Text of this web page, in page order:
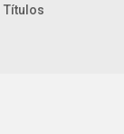
Títulos